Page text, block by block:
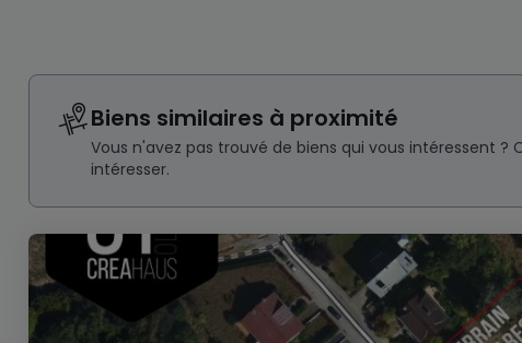
Biens similaires à proximité
Vous n'avez pas trouvé de biens qui vous intéressent ?
intéresser.